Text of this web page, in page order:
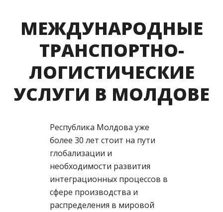
МЕЖДУНАРОДНЫЕ
ТРАНСПОРТНО-
ЛОГИСТИЧЕСКИЕ
УСЛУГИ В МОЛДОВЕ
Республика Молдова уже
более 30 лет стоит на пути
глобализации и
необходимости развития
интеграционных процессов в
сфере производства и
распределения в мировой